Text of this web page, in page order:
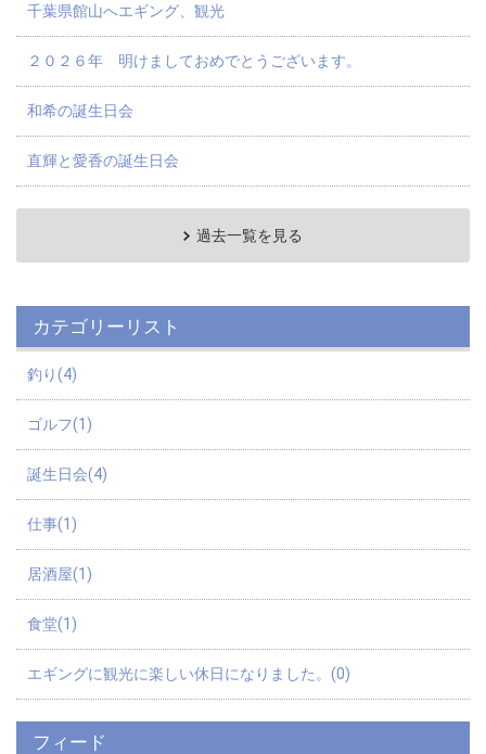
千葉県館山へエギング、観光
２０２６年 明けましておめでとうございます。
和希の誕生日会
直輝と愛香の誕生日会
過去一覧を見る
カテゴリーリスト
釣り(4)
ゴルフ(1)
誕生日会(4)
仕事(1)
居酒屋(1)
食堂(1)
エギングに観光に楽しい休日になりました。(0)
フィード